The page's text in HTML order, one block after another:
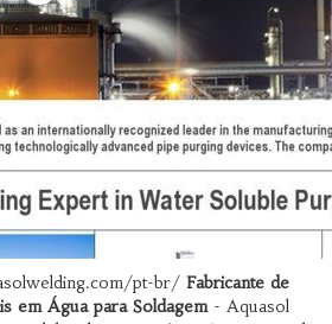
pt-br/ Fabricante de
em Água para Soldagem- Aquasol